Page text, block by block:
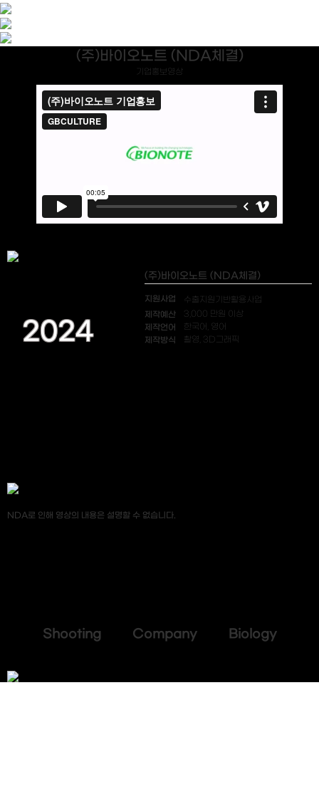
(주)바이오노트 (NDA체결)
기업홍보영상
2024
(주)바이오노트 (NDA체결)
지원사업 수출지원기반활용사업
제작예산 3,000 만원 이상
제작언어 한국어, 영어
제작방식 촬영, 3D그래픽
NDA로 인해 영상의 내용은 설명할 수 없습니다.
Shooting Company Biology